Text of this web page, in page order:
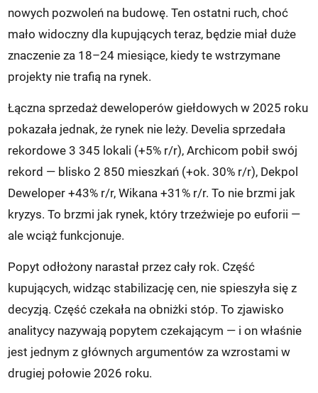
nowych pozwoleń na budowę. Ten ostatni ruch, choć
mało widoczny dla kupujących teraz, będzie miał duże
znaczenie za 18–24 miesiące, kiedy te wstrzymane
projekty nie trafią na rynek.
Łączna sprzedaż deweloperów giełdowych w 2025 roku
pokazała jednak, że rynek nie leży. Develia sprzedała
rekordowe 3 345 lokali (+5% r/r), Archicom pobił swój
rekord — blisko 2 850 mieszkań (+ok. 30% r/r), Dekpol
Deweloper +43% r/r, Wikana +31% r/r. To nie brzmi jak
kryzys. To brzmi jak rynek, który trzeźwieje po euforii —
ale wciąż funkcjonuje.
Popyt odłożony narastał przez cały rok. Część
kupujących, widząc stabilizację cen, nie spieszyła się z
decyzją. Część czekała na obniżki stóp. To zjawisko
analitycy nazywają popytem czekającym — i on właśnie
jest jednym z głównych argumentów za wzrostami w
drugiej połowie 2026 roku.